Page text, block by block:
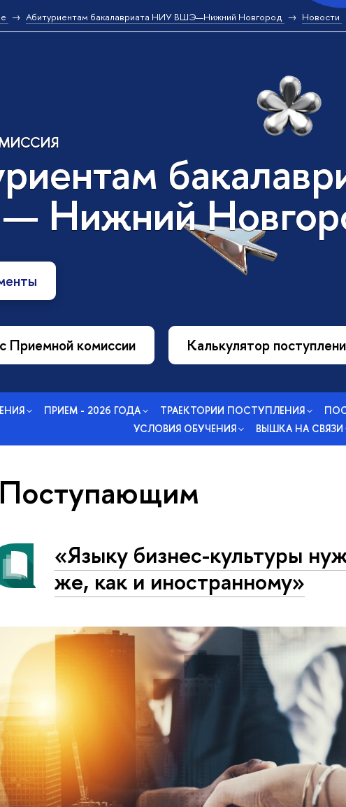
Абитуриентам бакалавриата НИУ ВШЭ—Нижний Новгород Новости
Нижний
Приемной комиссии Калькулятор
ПРИЕМ - 2026 ГОДА ТРАЕКТОРИИ ПОСТУПЛЕНИЯ
УСЛОВИЯ ОБУЧЕНИЯ
ВЫШКА НА СВЯЗИ
Поступающим
«Языку бизнес-культуры
же, как и иностранному»